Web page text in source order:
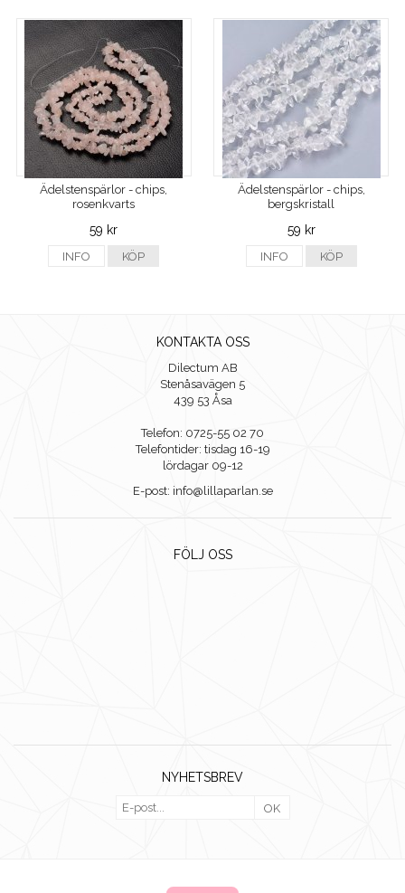
Ädelstenspärlor - chips,
rosenkvarts
59 kr
INFO KÖP
Ädelstenspärlor - chips,
bergskristall
59 kr
INFO KÖP
KONTAKTA OSS
Dilectum AB
Stenåsavägen 5
439 53 Åsa
Telefon: 0725-55 02 70
Telefontider: tisdag 16-19
lördagar 09-12
E-post: info@lillaparlan.se
FÖLJ OSS
NYHETSBREV
OK